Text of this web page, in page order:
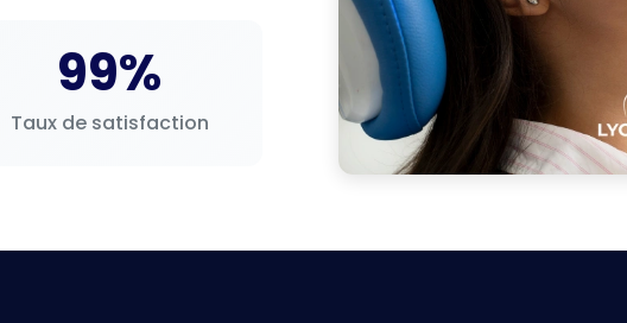
et de la symétrie
forme du visage et à l’équilibre de l’occlusion
probants commencent généralement par une évaluation
les procédures les plus demandées. Les implants
99%
Taux de satisfaction